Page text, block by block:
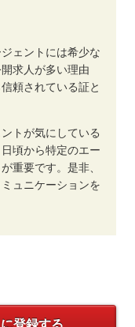
ェントには希少な
求人が多い理由
頼されている証と
トが気にしている
頃から特定のエー
重要です。是非、
ュニケーションを